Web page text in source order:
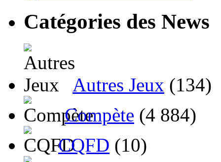
Catégories des News
Autres Jeux (134)
Compète (4 884)
CQFD (10)